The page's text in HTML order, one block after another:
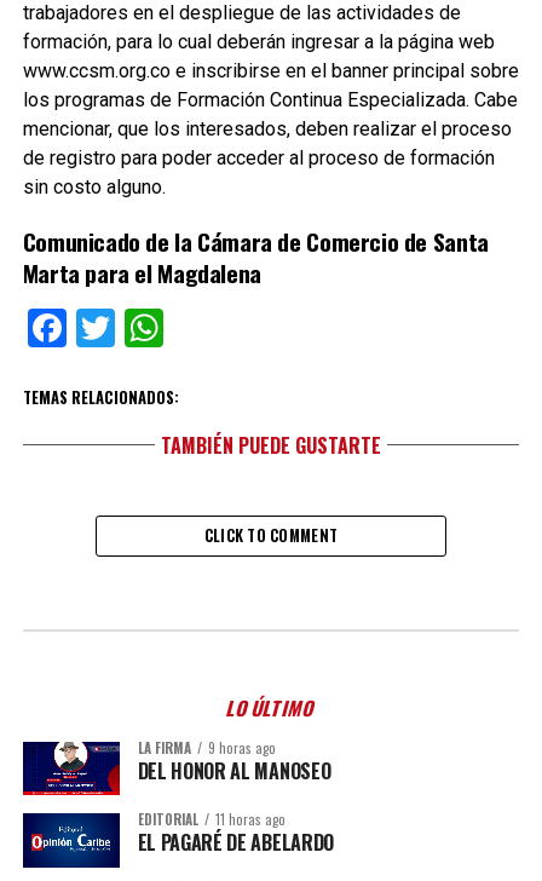
trabajadores en el despliegue de las actividades de
formación, para lo cual deberán ingresar a la página web
www.ccsm.org.co e inscribirse en el banner principal sobre
los programas de Formación Continua Especializada. Cabe
mencionar, que los interesados, deben realizar el proceso
de registro para poder acceder al proceso de formación
sin costo alguno.
Comunicado de la Cámara de Comercio de Santa
Marta para el Magdalena
Facebook
TwitterWhatsApp
TEMAS RELACIONADOS:
TAMBIÉN PUEDE GUSTARTE
CLICK TO COMMENT
LO ÚLTIMO
LA FIRMA 9 horas ago
DEL HONOR AL MANOSEO
EDITORIAL 11 horas ago
EL PAGARÉ DE ABELARDO